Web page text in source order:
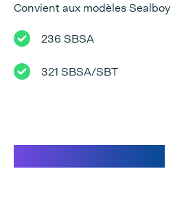
Convient aux modèles Sealboy
236 SBSA
321 SBSA/SBT